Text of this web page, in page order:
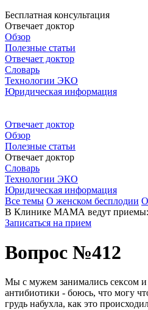
Бесплатная консультация
Отвечает доктор
Обзор
Полезные статьи
Отвечает доктор
Словарь
Технологии ЭКО
Юридическая информация
Отвечает доктор
Обзор
Полезные статьи
Отвечает доктор
Словарь
Технологии ЭКО
Юридическая информация
Все темы О женском бесплодии
В Клинике МАМА ведут приемы:
Записаться на прием
Вопрос №412
Мы с мужем занимались сексом и
антибиотики - боюсь, что могу
грудь набухла, как это